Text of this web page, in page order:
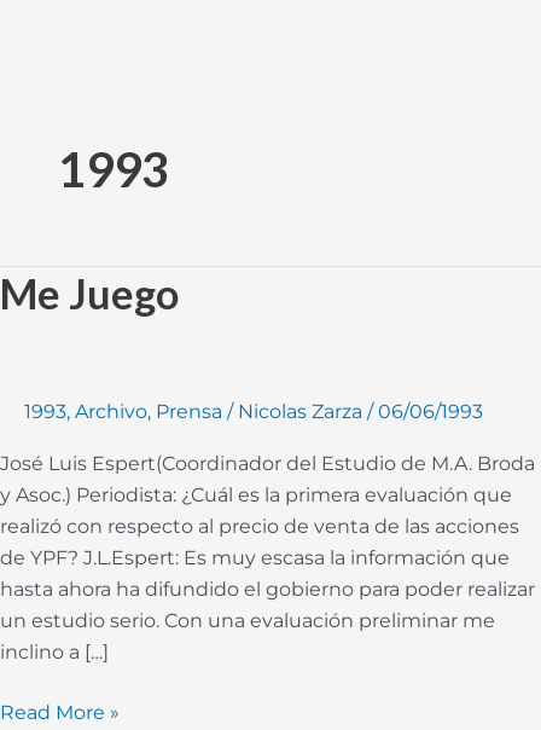
contenido1993
Me Juego
1993, Archivo, Prensa / Nicolas Zarza /06/06/1993
José Luis Espert(Coordinador del Estudio de M.A. Broda
y Asoc.) Periodista: ¿Cuál es la primera evaluación que
realizó con respecto al precio de venta de las acciones
de YPF? J.L.Espert: Es muy escasa la información que
hasta ahora ha difundido el gobierno para poder realizar
un estudio serio. Con una evaluación preliminar me
inclino a […]
Me
Juego
Read More »